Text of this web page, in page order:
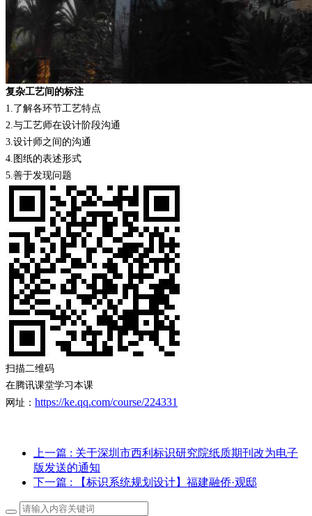
复杂工艺间的标注
1. 了解各环节工艺特点
2. 与工艺师在设计阶段沟通
3. 设计师之间的沟通
4. 图纸的表述形式
5. 善于发现问题
扫描二维码
在腾讯课堂学习本课
网址： https://ke.qq.com/course/224331
上一篇 : 关于深圳市西利标识研究院纸质期刊改为电子
版发送的通知
下一篇 : 【标识系统规划设计】福建融侨·观邸